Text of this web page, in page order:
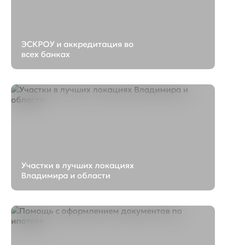
ЭСКРОУ и аккредитация во
всех банках
Участки в лучших локациях
Владимира и области